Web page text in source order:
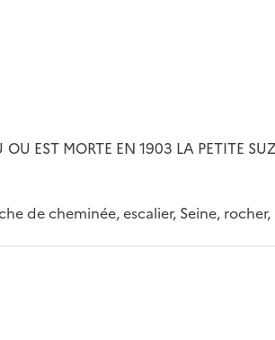
EST MORTE EN 1903 LA PETITE
de cheminée, escalier, Seine,